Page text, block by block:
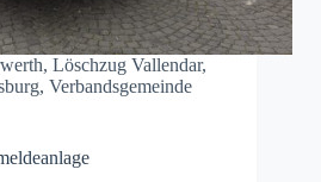
, Löschzug Vallendar,
, Verbandsgemeinde